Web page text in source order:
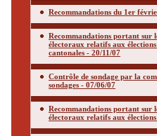
Recommandations du 1er
Recommandations portant sur
électoraux relatifs aux
cantonales - 20/11/07
Contrôle de sondage par la
sondages - 07/06/07
Recommandations portant sur
électoraux relatifs aux